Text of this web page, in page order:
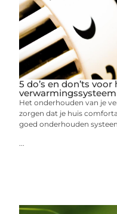
5 do’s en don’ts
verwarmingssysteem
Het onderhouden van je
zorgen dat je huis
goed onderhouden
...